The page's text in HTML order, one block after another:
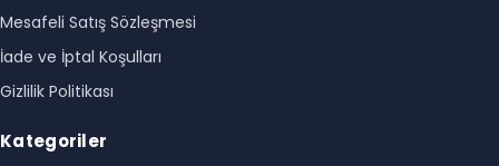
Mesafeli Satış Sözleşmesi
İade ve İptal Koşulları
Gizlilik Politikası
Kategoriler